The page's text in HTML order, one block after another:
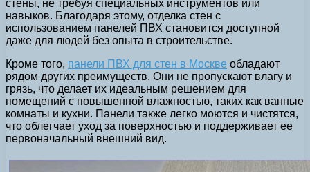
стены, не требуя специальных инструментов или
навыков. Благодаря этому, отделка стен с
использованием панелей ПВХ становится доступной
даже для людей без опыта в строительстве.
Кроме того, панели ПВХ для стен в Москве обладают
рядом других преимуществ. Они не пропускают влагу и
грязь, что делает их идеальным решением для
помещений с повышенной влажностью, таких как ванные
комнаты и кухни. Панели также легко моются и чистятся,
что облегчает уход за поверхностью и поддерживает ее
первоначальный внешний вид.